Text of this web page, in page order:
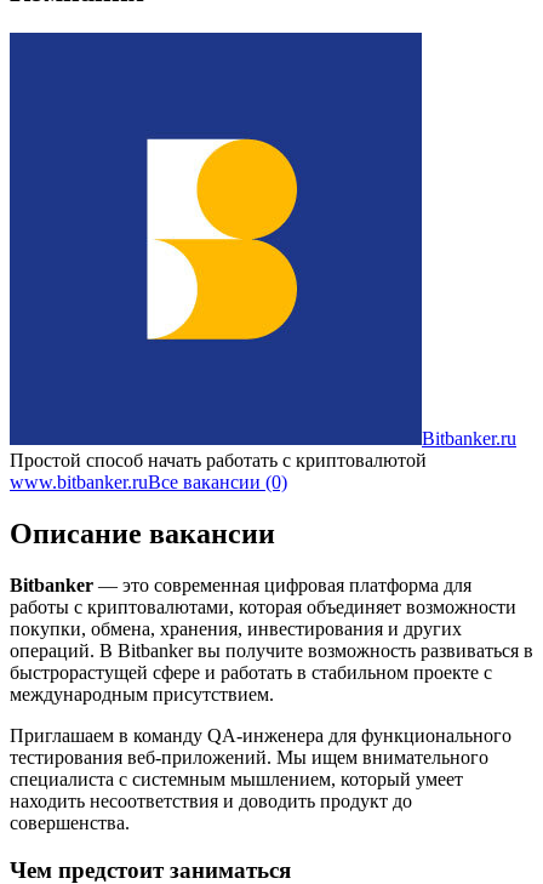
Bitbanker.ru
Простой способ начать работать с криптовалютой
www.bitbanker.ruВсе вакансии (0)
Описание вакансии
Bitbanker — это современная цифровая платформа для
работы с криптовалютами, которая объединяет возможности
покупки, обмена, хранения, инвестирования и других
операций. В Bitbanker вы получите возможность развиваться в
быстрорастущей сфере и работать в стабильном проекте с
международным присутствием.
Приглашаем в команду QA-инженера для функционального
тестирования веб-приложений. Мы ищем внимательного
специалиста с системным мышлением, который умеет
находить несоответствия и доводить продукт до
совершенства.
Чем предстоит заниматься